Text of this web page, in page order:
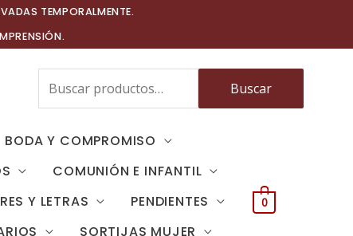
TEMPORALMENTE.
Buscar
por:
Buscar
BODA Y COMPROMISO
COMUNIÓN E INFANTIL
Y LETRAS
PENDIENTES
SORTIJAS MUJER
0